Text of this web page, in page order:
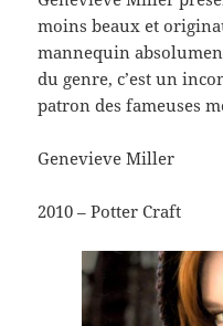
moins beaux et
mannequin
du genre, c’est un
patron des fameuses
Genevieve Miller
2010 – Potter Craft